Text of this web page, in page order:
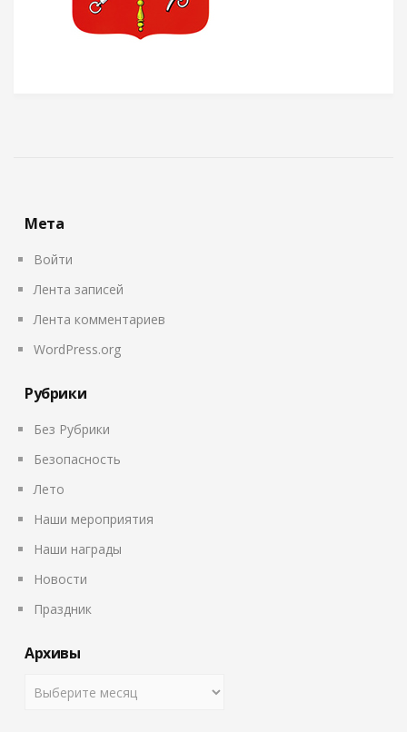
Мета
Войти
Лента записей
Лента комментариев
WordPress.org
Рубрики
Без Рубрики
Безопасность
Лето
Наши мероприятия
Наши награды
Новости
Праздник
Архивы